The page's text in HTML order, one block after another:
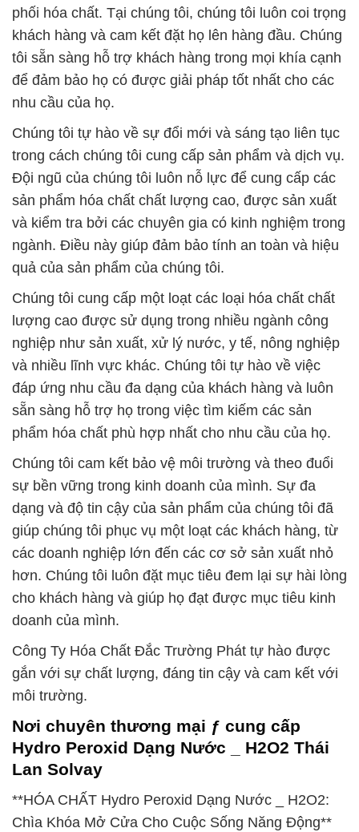
phối hóa chất. Tại chúng tôi, chúng tôi luôn coi trọng
khách hàng và cam kết đặt họ lên hàng đầu. Chúng
tôi sẵn sàng hỗ trợ khách hàng trong mọi khía cạnh
để đảm bảo họ có được giải pháp tốt nhất cho các
nhu cầu của họ.
Chúng tôi tự hào về sự đổi mới và sáng tạo liên tục
trong cách chúng tôi cung cấp sản phẩm và dịch vụ.
Đội ngũ của chúng tôi luôn nỗ lực để cung cấp các
sản phẩm hóa chất chất lượng cao, được sản xuất
và kiểm tra bởi các chuyên gia có kinh nghiệm trong
ngành. Điều này giúp đảm bảo tính an toàn và hiệu
quả của sản phẩm của chúng tôi.
Chúng tôi cung cấp một loạt các loại hóa chất chất
lượng cao được sử dụng trong nhiều ngành công
nghiệp như sản xuất, xử lý nước, y tế, nông nghiệp
và nhiều lĩnh vực khác. Chúng tôi tự hào về việc
đáp ứng nhu cầu đa dạng của khách hàng và luôn
sẵn sàng hỗ trợ họ trong việc tìm kiếm các sản
phẩm hóa chất phù hợp nhất cho nhu cầu của họ.
Chúng tôi cam kết bảo vệ môi trường và theo đuổi
sự bền vững trong kinh doanh của mình. Sự đa
dạng và độ tin cậy của sản phẩm của chúng tôi đã
giúp chúng tôi phục vụ một loạt các khách hàng, từ
các doanh nghiệp lớn đến các cơ sở sản xuất nhỏ
hơn. Chúng tôi luôn đặt mục tiêu đem lại sự hài lòng
cho khách hàng và giúp họ đạt được mục tiêu kinh
doanh của mình.
Công Ty Hóa Chất Đắc Trường Phát tự hào được
gắn với sự chất lượng, đáng tin cậy và cam kết với
môi trường.
Nơi chuyên thương mại ƒ cung cấp
Hydro Peroxid Dạng Nước _ H2O2 Thái
Lan Solvay
**HÓA CHẤT Hydro Peroxid Dạng Nước _ H2O2:
Chìa Khóa Mở Cửa Cho Cuộc Sống Năng Động**